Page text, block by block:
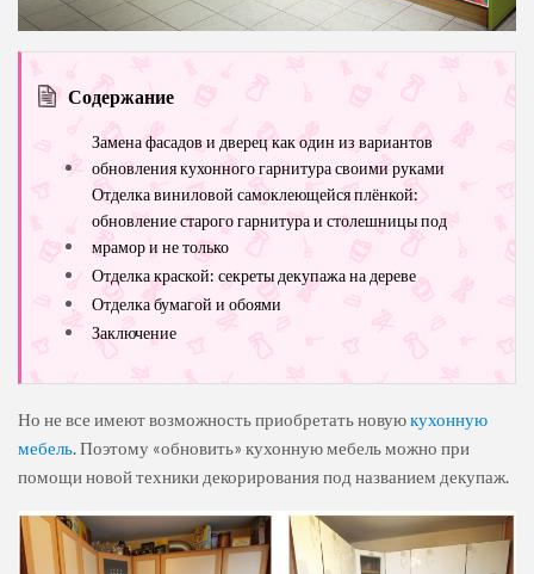
Содержание
Замена фасадов и дверец как один из вариантов
обновления кухонного гарнитура своими руками
Отделка виниловой самоклеющейся плёнкой:
обновление старого гарнитура и столешницы под
мрамор и не только
Отделка краской: секреты декупажа на дереве
Отделка бумагой и обоями
Заключение
Но не все имеют возможность приобретать новуюкухонную
мебель. Поэтому «обновить» кухонную мебель можно при
помощи новой техники декорирования под названием декупаж.